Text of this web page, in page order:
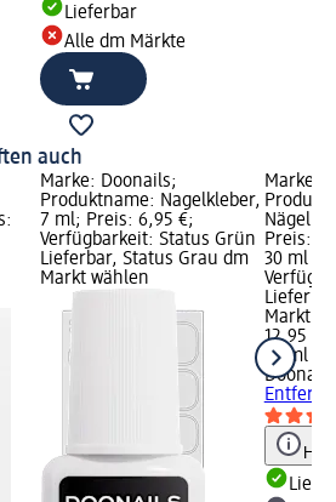
Lieferbar
Alle dm Märkte
auch
Marke: Doonails;
Produktname: Nagelkleber,
7 ml; Preis: 6,95 €;
Verfügbarkeit: Status Grün
Lieferbar, Status Grau dm
Markt wählen
Marke:
Nägel
Preis:
30 ml
Markt
12,95 €
30 ml
Doonails